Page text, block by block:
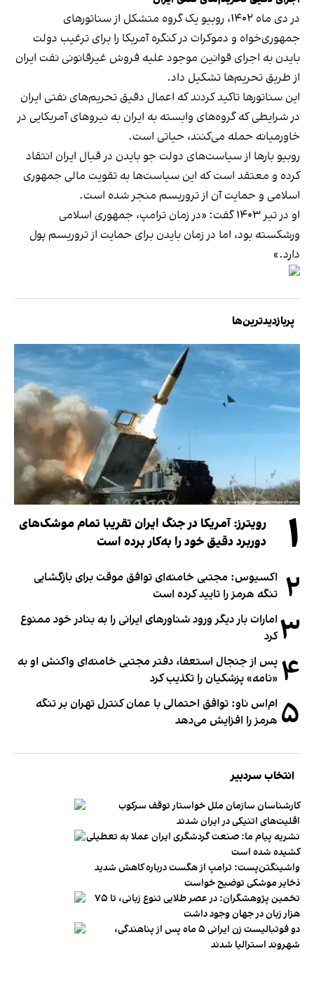
در دی ماه ۱۴۰۲، روبیو یک گروه متشکل از سناتورهای
جمهوری‌خواه و دموکرات در کنگره آمریکا را برای ترغیب دولت
بایدن به اجرای قوانین موجود علیه فروش غیرقانونی نفت ایران
از طریق تحریم‌ها تشکیل داد.
این سناتورها تاکید کردند که اعمال دقیق تحریم‌های نفتی ایران
در شرایطی که گروه‌های وابسته به ایران به نیروهای آمریکایی در
خاورمیانه حمله می‌کنند، حیاتی است.
روبیو بارها از سیاست‌های دولت جو بایدن در قبال ایران انتقاد
کرده و معتقد است که این سیاست‌ها به تقویت مالی جمهوری
اسلامی و حمایت آن از تروریسم منجر شده است.
او در تیر ۱۴۰۳ گفت: «در زمان ترامپ، جمهوری اسلامی
ورشکسته بود، اما در زمان بایدن برای حمایت از تروریسم پول
دارد.»
پربازدیدترین‌ها
۱
رویترز: آمریکا در جنگ ایران تقریبا تمام موشک‌های
دوربرد دقیق خود را به‌کار برده است
۲ اکسیوس: مجتبی خامنه‌ای توافق موقت برای بازگشایی
تنگه هرمز را تایید کرده است
۳ امارات بار دیگر ورود شناورهای ایرانی را به بنادر خود ممنوع
کرد
۴ پس از جنجال استعفا، دفتر مجتبی خامنه‌ای واکنش او به
«نامه» پزشکیان را تکذیب کرد
۵ ام‌اس ناو: توافق احتمالی با عمان کنترل تهران بر تنگه
هرمز را افزایش می‌دهد
انتخاب سردبیر
کارشناسان سازمان ملل خواستار توقف سرکوب
اقلیت‌های اتنیکی در ایران شدند
نشریه پیام ما: صنعت گردشگری ایران عملا به تعطیلی
کشیده شده است
واشینگتن‌پست: ترامپ از هگست درباره کاهش شدید
ذخایر موشکی توضیح خواست
تخمین پژوهشگران: در عصر طلایی تنوع زبانی، تا ۷۵
هزار زبان در جهان وجود داشت
دو فوتبالیست زن ایرانی ۵ ماه پس از پناهندگی،
شهروند استرالیا شدند